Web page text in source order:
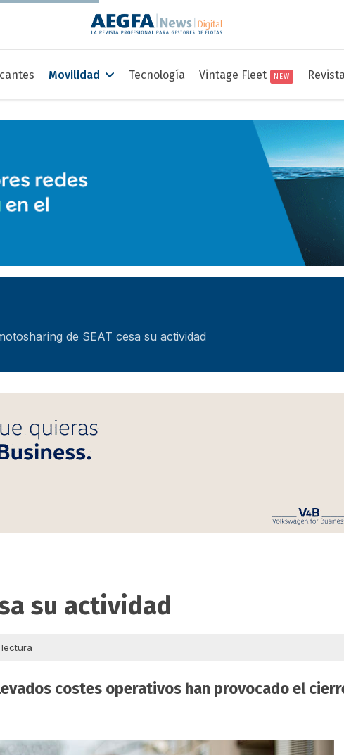
Movilidad Tecnología Vintage Fleet NEW
de SEAT cesa su actividad
su actividad
lectura
costes operativos han provocado el